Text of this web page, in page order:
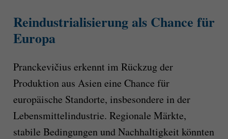
Reindustrialisierung als Chance für
Europa
Pranckevičius erkennt im Rückzug der
Produktion aus Asien eine Chance für
europäische Standorte, insbesondere in der
Lebensmittelindustrie. Regionale Märkte,
stabile Bedingungen und Nachhaltigkeit könnten